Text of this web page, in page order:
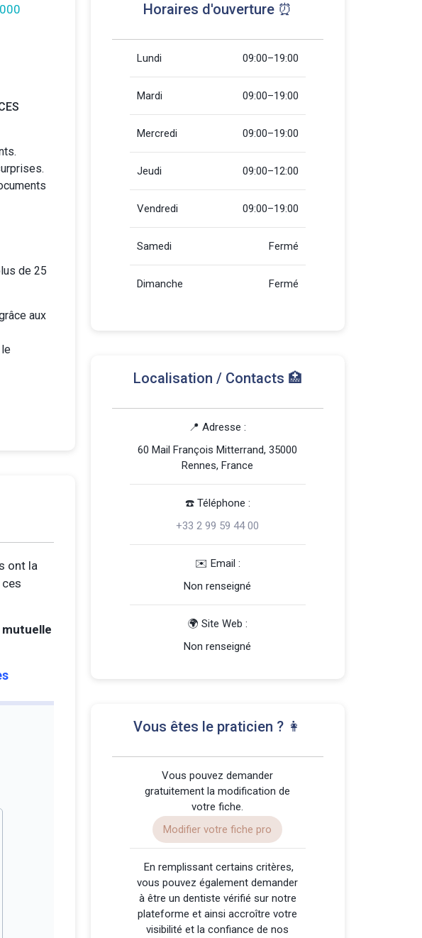
de 25
aux
ont la
Horaires d'ouverture ⏰
Lundi 09:00–19:00
Mardi 09:00–19:00
Mercredi 09:00–19:00
Jeudi 09:00–12:00
Vendredi 09:00–19:00
Samedi Fermé
Dimanche Fermé
Localisation / Contacts 🏥
📍 Adresse :
60 Mail François Mitterrand, 35000
Rennes, France
☎️️ Téléphone :
+33 2 99 59 44 00
️✉️ Email :
Non renseigné
🌍 Site Web :
Non renseigné
Vous êtes le praticien ? 👩
Vous pouvez demander
gratuitement la modification de
votre fiche.
Modifier votre fiche pro
️ En remplissant certains critères,
vous pouvez également demander
à être un dentiste vérifié sur notre
plateforme et ainsi accroître votre
visibilité et la confiance de nos